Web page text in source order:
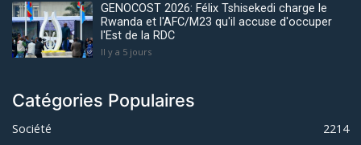
GENOCOST 2026: Félix Tshisekedi charge le
Rwanda et l'AFC/M23 qu'il accuse d'occuper
l'Est de la RDC
Il y a 5 jours
Catégories Populaires
Société
2214